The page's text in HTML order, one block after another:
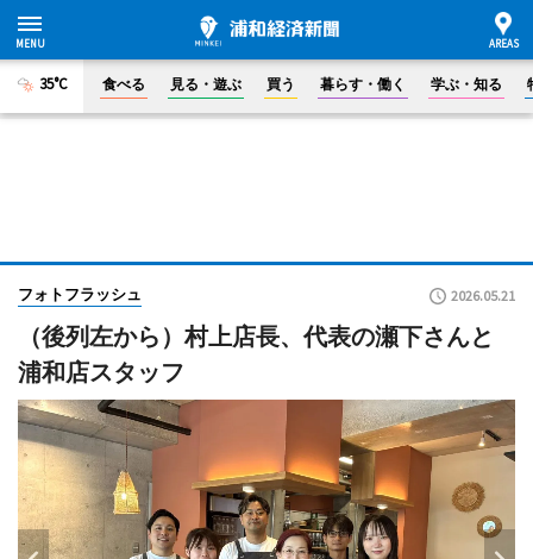
35°C 食べる 見る・遊ぶ 買う 暮らす・働く 学ぶ・知る
フォトフラッシュ 2026.05.21
（後列左から）村上店長、代表の瀬下さんと
浦和店スタッフ